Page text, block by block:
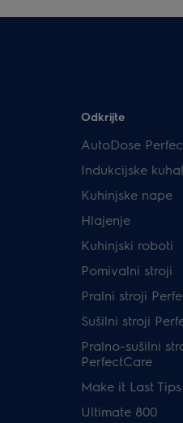
Odkrijte
AutoDose
Indukcijske
Kuhinjske nape
Hlajenje
Kuhinjski roboti
Pomivalni stroji
Pralni stroji
Sušilni stroji
Pralno-sušilni
PerfectCare
Make it Last Tips
Ultimate 800